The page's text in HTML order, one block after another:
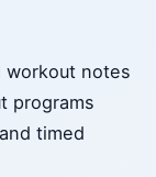
workout notes
programs
timed